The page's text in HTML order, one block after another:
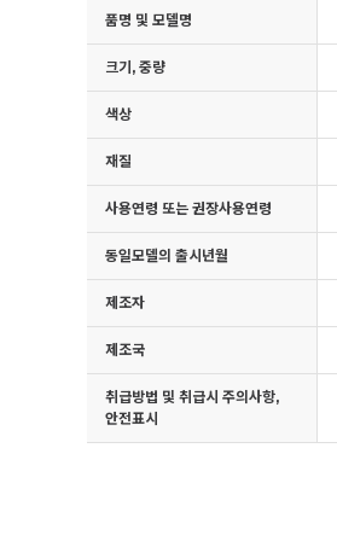
품명 및 모델명
크기, 중량
색상
재질
사용연령 또는 권장사용연령
동일모델의 출시년월
제조자
제조국
취급방법 및 취급시 주의사항,
안전표시